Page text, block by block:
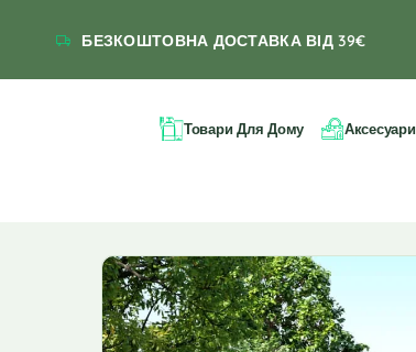
БЕЗКОШТОВНА ДОСТАВКА ВІД 39€
Товари Для Дому Аксесуари